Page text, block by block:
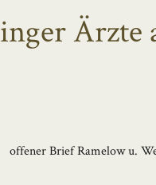
Ärzte
offener Brief Ramelow u.